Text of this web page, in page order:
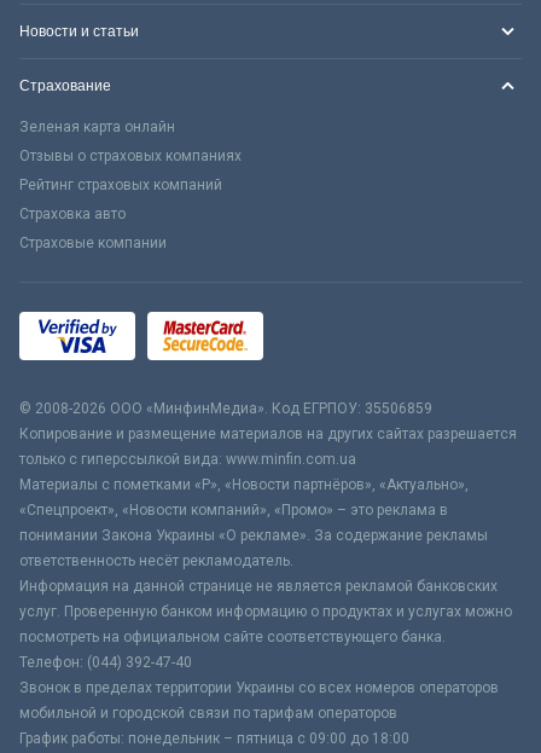
Новости и статьи
Страхование
Зеленая карта онлайн
Отзывы о страховых компаниях
Рейтинг страховых компаний
Страховка авто
Страховые компании
© 2008-2026 ООО «МинфинМедиа». Код ЕГРПОУ: 35506859
Копирование и размещение материалов на других сайтах разрешается
только с гиперссылкой вида: www.minfin.com.ua
Материалы с пометками «Р», «Новости партнёров», «Актуально»,
«Спецпроект», «Новости компаний», «Промо» – это реклама в
понимании Закона Украины «О рекламе». За содержание рекламы
ответственность несёт рекламодатель.
Информация на данной странице не является рекламой банковских
услуг. Проверенную банком информацию о продуктах и услугах можно
посмотреть на официальном сайте соответствующего банка.
Телефон: (044) 392-47-40
Звонок в пределах территории Украины со всех номеров операторов
мобильной и городской связи по тарифам операторов
График работы: понедельник – пятница с 09:00 до 18:00